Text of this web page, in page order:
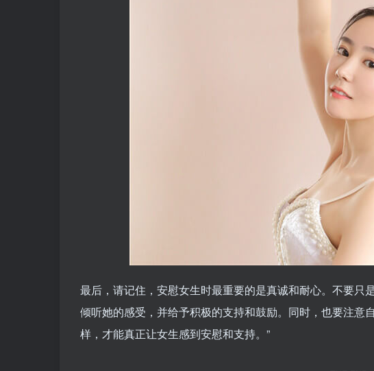
最后，请记住，安慰女生时最重要的是真诚和耐心。不要只
倾听她的感受，并给予积极的支持和鼓励。同时，也要注意
样，才能真正让女生感到安慰和支持。”